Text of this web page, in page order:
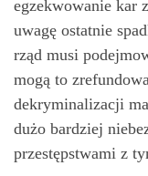
egzekwowanie kar
uwagę ostatnie
rząd musi
mogą to
dekryminalizacji
dużo bardziej
przestępstwami z